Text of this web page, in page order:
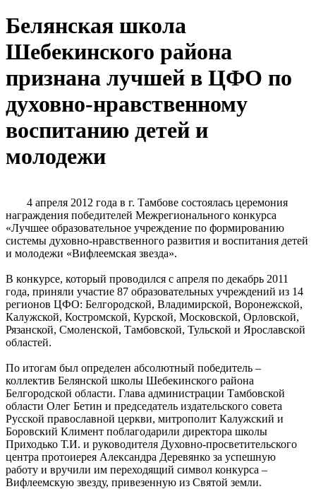
Белянская школа
Шебекинского района
признана лучшей в ЦФО по
духовно-нравственному
воспитанию детей и
молодежи
4 апреля 2012 года в г. Тамбове состоялась церемония
награждения победителей Межрегионального конкурса
«Лучшее образовательное учреждение по формированию
системы духовно-нравственного развития и воспитания детей
и молодежи «Вифлеемская звезда».
В конкурсе, который проводился с апреля по декабрь 2011
года, приняли участие 87 образовательных учреждений из 14
регионов ЦФО: Белгородской, Владимирской, Воронежской,
Калужской, Костромской, Курской, Московской, Орловской,
Рязанской, Смоленской, Тамбовской, Тульской и Ярославской
областей.
По итогам был определен абсолютный победитель –
коллектив Белянской школы Шебекинского района
Белгородской области. Глава администрации Тамбовской
области Олег Бетин и председатель издательского совета
Русской православной церкви, митрополит Калужский и
Боровский Климент поблагодарили директора школы
Приходько Т.И. и руководителя Духовно-просветительского
центра протоиерея Александра Деревянко за успешную
работу и вручили им переходящий символ конкурса –
Вифлеемскую звезду, привезенную из Святой земли.